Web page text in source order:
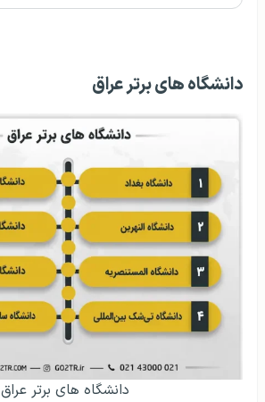
دانشگاه های برتر عراق
دانشگاه های برتر عراق